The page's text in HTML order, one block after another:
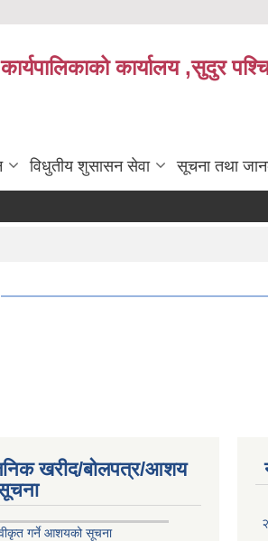
कार्यालय ,सुदुर
विधुतीय शुसासन सेवा सूचना तथा
खरीद/बोलपत्र/आशय
गर्ने आशयको सूचना